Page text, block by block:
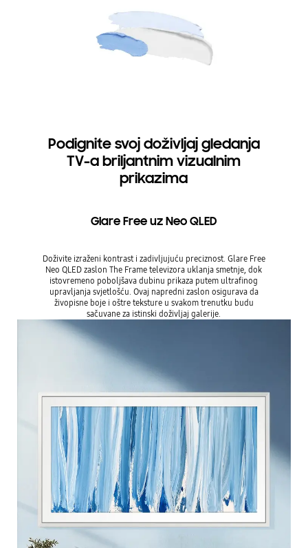
Podignite svoj doživljaj gledanja
TV-a briljantnim vizualnim
prikazima
Glare Free uz Neo QLED
Doživite izraženi kontrast i zadivljujuću preciznost. Glare Free
Neo QLED zaslon The Frame televizora uklanja smetnje, dok
istovremeno poboljšava dubinu prikaza putem ultrafinog
upravljanja svjetlošću. Ovaj napredni zaslon osigurava da
živopisne boje i oštre teksture u svakom trenutku budu
sačuvane za istinski doživljaj galerije.